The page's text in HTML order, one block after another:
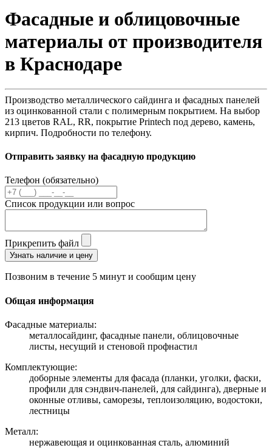
Фасадные и облицовочные
материалы от производителя
в Краснодаре
Производство металлического сайдинга и фасадных панелей
из оцинкованной стали с полимерным покрытием. На выбор
213 цветов RAL, RR, покрытие Printech под дерево, камень,
кирпич. Подробности по телефону.
Отправить заявку на фасадную продукцию
Телефон (обязательно)
Список продукции или вопрос
Прикрепить файл
Узнать наличие и цену
Позвоним в течение 5 минут и сообщим цену
Общая информация
Фасадные материалы:
металлосайдинг, фасадные панели, облицовочные
листы, несущий и стеновой профнастил
Комплектующие:
доборные элементы для фасада (планки, уголки, фаски,
профили для сэндвич-панелей, для сайдинга), дверные и
оконные отливы, саморезы, теплоизоляцию, водостоки,
лестницы
Металл:
нержавеющая и оцинкованная сталь, алюминий